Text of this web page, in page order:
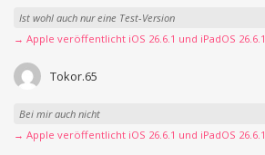
Ist wohl auch nur eine Test-Version
→ Apple veröffentlicht iOS 26.6.1 und iPadOS 26.6.1
Tokor.65
Bei mir auch nicht
→ Apple veröffentlicht iOS 26.6.1 und iPadOS 26.6.1